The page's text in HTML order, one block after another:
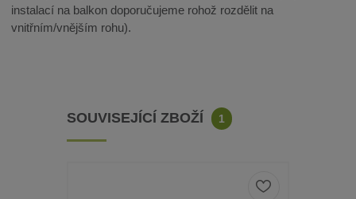
instalací na balkon doporučujeme rohož rozdělit na
vnitřním/vnějším rohu).
SOUVISEJÍCÍ ZBOŽÍ 1